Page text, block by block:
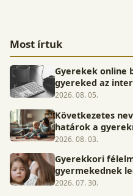
Most írtuk
Gyerekek online
gyereked az
2026. 08. 05.
Következetes
határok a
2026. 08. 03.
Gyerekkori
gyermekednek
2026. 07. 30.